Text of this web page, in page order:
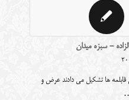
- سبزه میدان
قابلمه ها تشکیل می دادند عرض و